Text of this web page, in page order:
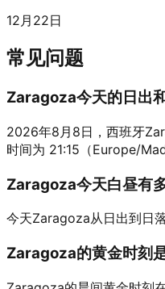
12月22日
常见问题
Zaragoza今天的日出
2026年8月8日，西班牙
时间为 21:15（Europe/
Zaragoza今天白昼有
今天Zaragoza从日出到日
Zaragoza的黄金时刻